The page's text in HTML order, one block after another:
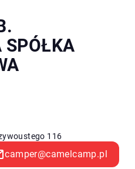
SPÓŁKA
116
camper@camelcamp.pl